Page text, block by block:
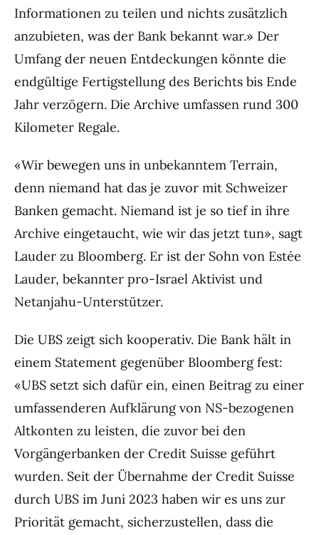
Informationen zu teilen und nichts zusätzlich
anzubieten, was der Bank bekannt war.» Der
Umfang der neuen Entdeckungen könnte die
endgültige Fertigstellung des Berichts bis Ende
Jahr verzögern. Die Archive umfassen rund 300
Kilometer Regale.
«Wir bewegen uns in unbekanntem Terrain,
denn niemand hat das je zuvor mit Schweizer
Banken gemacht. Niemand ist je so tief in ihre
Archive eingetaucht, wie wir das jetzt tun», sagt
Lauder zu Bloomberg. Er ist der Sohn von Estée
Lauder, bekannter pro-Israel Aktivist und
Netanjahu-Unterstützer.
Die UBS zeigt sich kooperativ. Die Bank hält in
einem Statement gegenüber Bloomberg fest:
«UBS setzt sich dafür ein, einen Beitrag zu einer
umfassenderen Aufklärung von NS-bezogenen
Altkonten zu leisten, die zuvor bei den
Vorgängerbanken der Credit Suisse geführt
wurden. Seit der Übernahme der Credit Suisse
durch UBS im Juni 2023 haben wir es uns zur
Priorität gemacht, sicherzustellen, dass die